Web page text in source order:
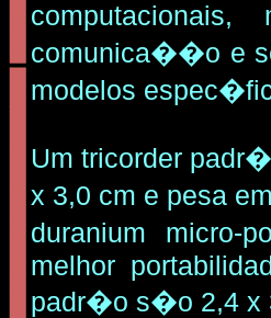
comunica��o e
modelos
Um tricorder
x 3,0 cm e pesa
duranium micro-
melhor
padr�o s�o 2,4 x